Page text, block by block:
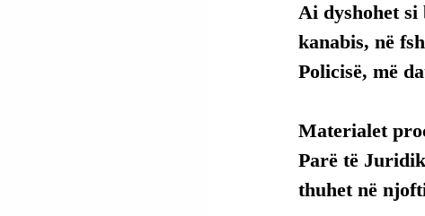
Ai dyshohet
kanabis, në
Policisë, më
Materialet
Parë të
thuhet në